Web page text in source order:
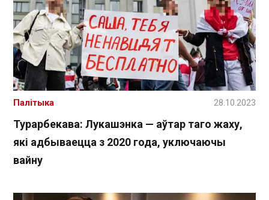
Турарбекава: Лукашэнка — аўтар таго жаху,
які адбываецца з 2020 года, уключаючы
вайну
Палітыка 28.10.2023